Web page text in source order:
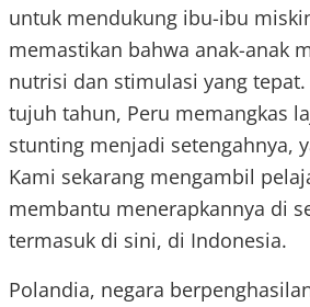
untuk mendukung ibu-ibu
memastikan bahwa anak-anak
nutrisi dan stimulasi yang
tujuh tahun, Peru memangkas
stunting menjadi setengahnya,
Kami sekarang mengambil
membantu menerapkannya di
termasuk di sini, di Indonesia.
Polandia, negara